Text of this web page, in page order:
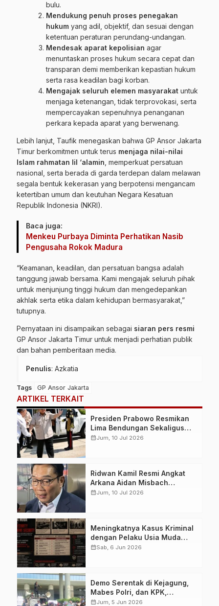
bulu.
Mendukung penuh proses penegakan
hukum yang adil, objektif, dan sesuai dengan
ketentuan peraturan perundang-undangan.
Mendesak aparat kepolisian agar
menuntaskan proses hukum secara cepat dan
transparan demi memberikan kepastian hukum
serta rasa keadilan bagi korban.
Mengajak seluruh elemen masyarakat untuk
menjaga ketenangan, tidak terprovokasi, serta
mempercayakan sepenuhnya penanganan
perkara kepada aparat yang berwenang.
Lebih lanjut, Taufik menegaskan bahwa GP Ansor Jakarta
Timur berkomitmen untuk terus menjaga nilai-nilai
Islam rahmatan lil ‘alamin , memperkuat persatuan
nasional, serta berada di garda terdepan dalam melawan
segala bentuk kekerasan yang berpotensi mengancam
ketertiban umum dan keutuhan Negara Kesatuan
Republik Indonesia (NKRI).
Baca juga:
Menkeu Purbaya Diminta Perhatikan Nasib
Pengusaha Rokok Madura
“Keamanan, keadilan, dan persatuan bangsa adalah
tanggung jawab bersama. Kami mengajak seluruh pihak
untuk menjunjung tinggi hukum dan mengedepankan
akhlak serta etika dalam kehidupan bermasyarakat,”
tutupnya.
Pernyataan ini disampaikan sebagai siaran pers resmi
GP Ansor Jakarta Timur untuk menjadi perhatian publik
dan bahan pemberitaan media.
Penulis: Azkatia
Tags GP Ansor Jakarta
ARTIKEL TERKAIT
Presiden Prabowo Resmikan
Lima Bendungan Sekaligus
dari NTB, Perkuat Ketahanan
calendar_monthJum, 10 Jul 2026
Ridwan Kamil Resmi Angkat
Arkana Aidan Misbach
sebagai Anak, Permohonan
calendar_monthJum, 10 Jul 2026
Meningkatnya Kasus Kriminal
dengan Pelaku Usia Muda
Picu Diskusi Baru terkait
calendar_monthSab, 6 Jun 2026
Demo Serentak di Kejagung,
Mabes Polri, dan KPK,
Mahasiswa Tuntut
calendar_monthJum, 5 Jun 2026